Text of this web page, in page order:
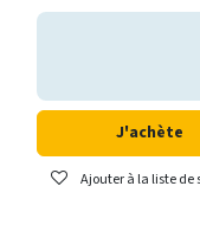
J'achète
Ajouter à la liste de